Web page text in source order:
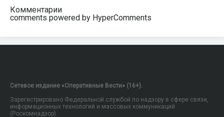
Комментарии
comments powered by HyperComments
Сетевое издание «Оперативные Вести» (16+).
Зарегистрировано Федеральной службой по надзору в сфере связи,
информационных технологий и массовых коммуникаций
(Роскомнадзор).